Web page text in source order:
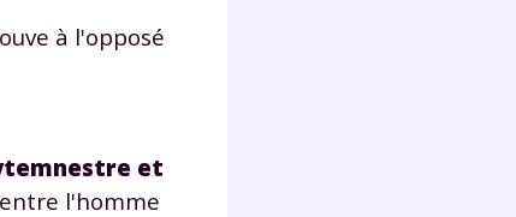
à l'opposé
et
l'homme